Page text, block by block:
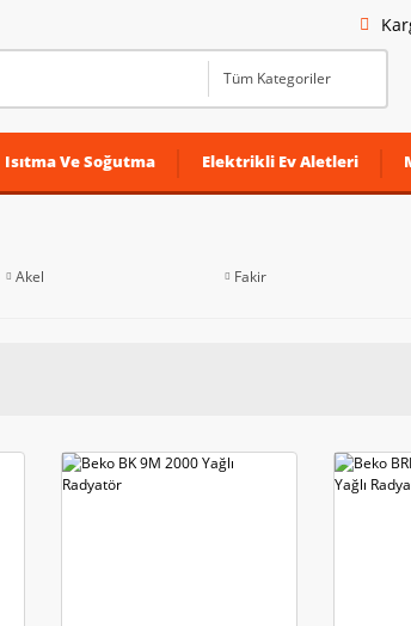
Isıtma Ve Soğutma Elektrikli Ev Aletleri
Akel Fakir